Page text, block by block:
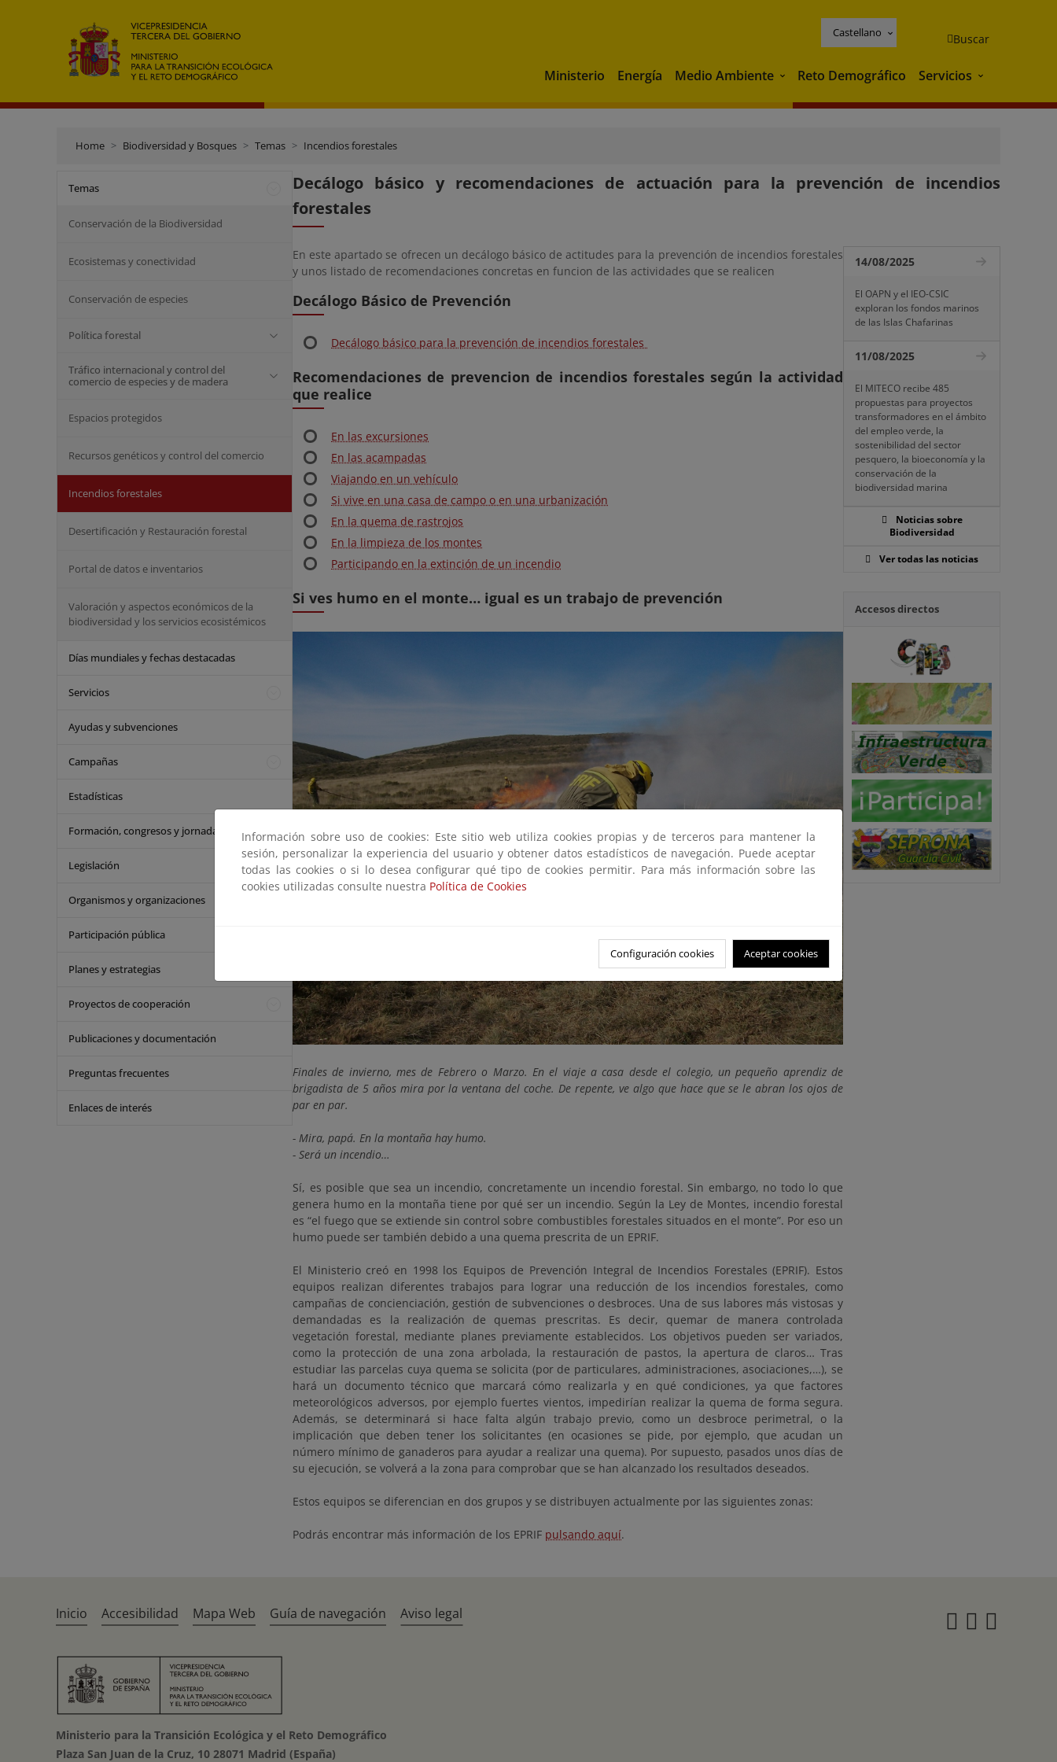
Castellano Buscar
Ministerio Energía Medio Ambiente Medio Ambiente
Reto Demográfico Servicios Servicios
Home Biodiversidad y Bosques Temas Incendios forestales
Temas
Conservación de la Biodiversidad
Ecosistemas y conectividad
Conservación de especies
Política forestal
Tráfico internacional y control del
comercio de especies y de madera
Espacios protegidos
Recursos genéticos y control del comercio
Incendios forestales
Desertificación y Restauración forestal
Portal de datos e inventarios
Valoración y aspectos económicos de la
biodiversidad y los servicios ecosistémicos
Días mundiales y fechas destacadas
Servicios
Ayudas y subvenciones
Campañas
Estadísticas
Formación, congresos y jornadas
Legislación
Organismos y organizaciones
Participación pública
Planes y estrategias
Proyectos de cooperación
Publicaciones y documentación
Preguntas frecuentes
Enlaces de interés
Decálogo básico y recomendaciones de actuación para la prevención de incendios
forestales
En este apartado se ofrecen un decálogo básico de actitudes para la prevención de incendios forestales
y unos listado de recomendaciones concretas en funcion de las actividades que se realicen
Decálogo Básico de Prevención
Decálogo básico para la prevención de incendios forestales
Recomendaciones de prevencion de incendios forestales según la actividad
que realice
En las excursiones
En las acampadas
Viajando en un vehículo
Si vive en una casa de campo o en una urbanización
En la quema de rastrojos
En la limpieza de los montes
Participando en la extinción de un incendio
Si ves humo en el monte… igual es un trabajo de prevención
Finales de invierno, mes de Febrero o Marzo. En el viaje a casa desde el colegio, un pequeño aprendiz de
brigadista de 5 años mira por la ventana del coche. De repente, ve algo que hace que se le abran los ojos de
par en par.
- Mira, papá. En la montaña hay humo.
- Será un incendio…
Sí, es posible que sea un incendio, concretamente un incendio forestal. Sin embargo, no todo lo que
genera humo en la montaña tiene por qué ser un incendio. Según la Ley de Montes, incendio forestal
es “el fuego que se extiende sin control sobre combustibles forestales situados en el monte”. Por eso un
humo puede ser también debido a una quema prescrita de un EPRIF.
El Ministerio creó en 1998 los Equipos de Prevención Integral de Incendios Forestales (EPRIF). Estos
equipos realizan diferentes trabajos para lograr una reducción de los incendios forestales, como
campañas de concienciación, gestión de subvenciones o desbroces. Una de sus labores más vistosas y
demandadas es la realización de quemas prescritas. Es decir, quemar de manera controlada
vegetación forestal, mediante planes previamente establecidos. Los objetivos pueden ser variados,
como la protección de una zona arbolada, la restauración de pastos, la apertura de claros… Tras
estudiar las parcelas cuya quema se solicita (por de particulares, administraciones, asociaciones,…), se
hará un documento técnico que marcará cómo realizarla y en qué condiciones, ya que factores
meteorológicos adversos, por ejemplo fuertes vientos, impedirían realizar la quema de forma segura.
Además, se determinará si hace falta algún trabajo previo, como un desbroce perimetral, o la
implicación que deben tener los solicitantes (en ocasiones se pide, por ejemplo, que acudan un
número mínimo de ganaderos para ayudar a realizar una quema). Por supuesto, pasados unos días de
su ejecución, se volverá a la zona para comprobar que se han alcanzado los resultados deseados.
Estos equipos se diferencian en dos grupos y se distribuyen actualmente por las siguientes zonas:
Podrás encontrar más información de los EPRIF pulsando aquí.
14/08/2025
El OAPN y el IEO-CSIC
exploran los fondos marinos
de las Islas Chafarinas
11/08/2025
El MITECO recibe 485
propuestas para proyectos
transformadores en el ámbito
del empleo verde, la
sostenibilidad del sector
pesquero, la bioeconomía y la
conservación de la
biodiversidad marina
Noticias sobre
Biodiversidad
Ver todas las noticias
Accesos directos
Información sobre uso de cookies: Este sitio web utiliza cookies propias y de terceros para mantener la
sesión, personalizar la experiencia del usuario y obtener datos estadísticos de navegación. Puede aceptar
todas las cookies o si lo desea configurar qué tipo de cookies permitir. Para más información sobre las
cookies utilizadas consulte nuestra Política de Cookies
Configuración cookies Aceptar cookies
Inicio Accesibilidad Mapa Web Guía de navegación Aviso legal Twitter
Ministerio para la Transición Ecológica y el Reto Demográfico
Plaza San Juan de la Cruz, 10 28071 Madrid (España)